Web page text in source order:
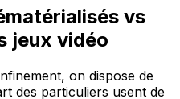
vs
jeux vidéo
on dispose de
des particuliers usent de